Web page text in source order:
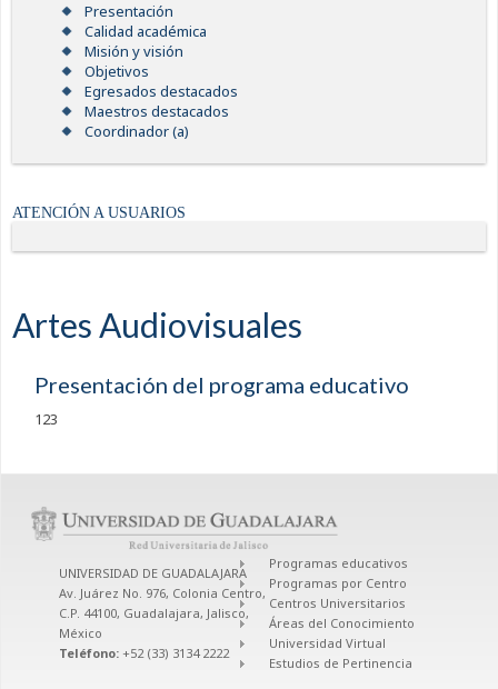
Presentación
Calidad académica
Misión y visión
Objetivos
Egresados destacados
Maestros destacados
Coordinador (a)
ATENCIÓN A USUARIOS
Artes Audiovisuales
Presentación del programa educativo
123
UNIVERSIDAD DE GUADALAJARA
Av. Juárez No. 976, Colonia Centro,
C.P. 44100, Guadalajara, Jalisco,
México
Teléfono: +52 (33) 3134 2222
Programas educativos
Programas por Centro
Centros Universitarios
Áreas del Conocimiento
Universidad Virtual
Estudios de Pertinencia